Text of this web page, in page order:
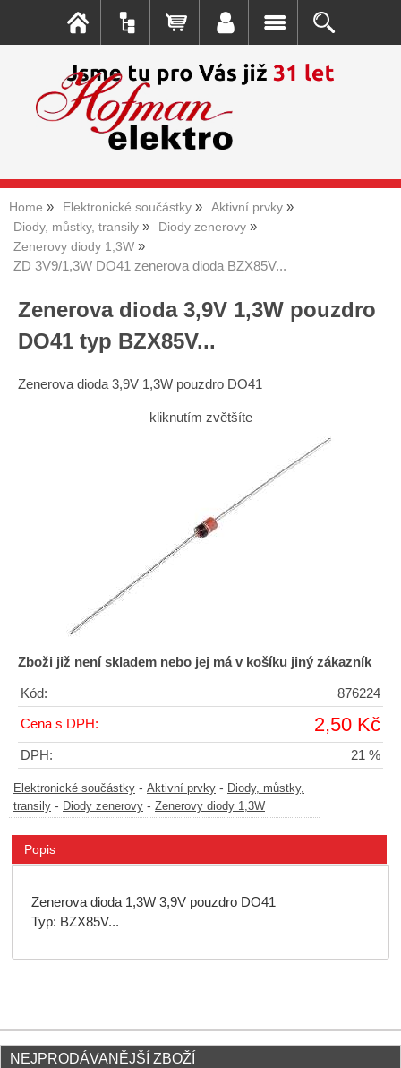
Home Elektronické součástky
Aktivní prvky
Diody, můstky, transily
Diody zenerovy
Zenerovy diody 1,3W
ZD 3V9/1,3W DO41 zenerova dioda BZX85V...
Zenerova dioda 3,9V 1,3W pouzdro
DO41 typ BZX85V...
Zenerova dioda 3,9V 1,3W pouzdro DO41
kliknutím zvětšíte
Zboži již není skladem nebo jej má v košíku jiný zákazník
Kód: 876224
Cena s DPH: 2,50 Kč
DPH: 21 %
Elektronické součástky - Aktivní prvky - Diody, můstky,
transily - Diody zenerovy - Zenerovy diody 1,3W
Popis
Zenerova dioda 1,3W 3,9V pouzdro DO41
Typ: BZX85V...
NEJPRODÁVANĚJŠÍ ZBOŽÍ